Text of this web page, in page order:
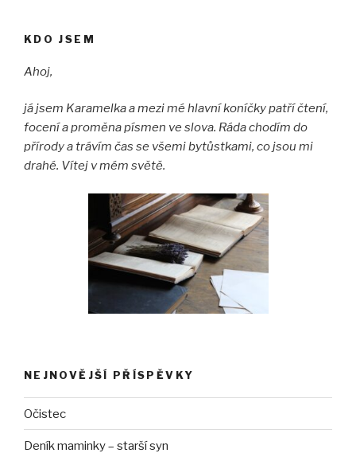
KDO JSEM
Ahoj,
já jsem Karamelka a mezi mé hlavní koníčky patří čtení,
focení a proměna písmen ve slova. Ráda chodím do
přírody a trávím čas se všemi bytůstkami, co jsou mi
drahé. Vítej v mém světě.
NEJNOVĚJŠÍ PŘÍSPĚVKY
Očistec
Deník maminky – starší syn